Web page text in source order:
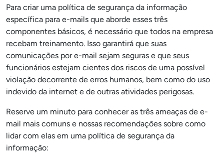
Para criar uma política de segurança da informação
específica para e-mails que aborde esses três
componentes básicos, é necessário que todos na empresa
recebam treinamento. Isso garantirá que suas
comunicações por e-mail sejam seguras e que seus
funcionários estejam cientes dos riscos de uma possível
violação decorrente de erros humanos, bem como do uso
indevido da internet e de outras atividades perigosas.
Reserve um minuto para conhecer as três ameaças de e-
mail mais comuns e nossas recomendações sobre como
lidar com elas em uma política de segurança da
informação: